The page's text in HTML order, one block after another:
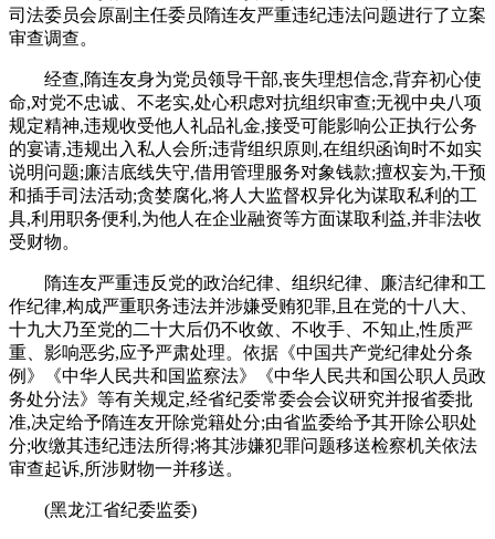
司法委员会原副主任委员隋连友严重违纪违法问题进行了立案
审查调查。
经查,隋连友身为党员领导干部,丧失理想信念,背弃初心使
命,对党不忠诚、不老实,处心积虑对抗组织审查;无视中央八项
规定精神,违规收受他人礼品礼金,接受可能影响公正执行公务
的宴请,违规出入私人会所;违背组织原则,在组织函询时不如实
说明问题;廉洁底线失守,借用管理服务对象钱款;擅权妄为,干预
和插手司法活动;贪婪腐化,将人大监督权异化为谋取私利的工
具,利用职务便利,为他人在企业融资等方面谋取利益,并非法收
受财物。
隋连友严重违反党的政治纪律、组织纪律、廉洁纪律和工
作纪律,构成严重职务违法并涉嫌受贿犯罪,且在党的十八大、
十九大乃至党的二十大后仍不收敛、不收手、不知止,性质严
重、影响恶劣,应予严肃处理。依据《中国共产党纪律处分条
例》《中华人民共和国监察法》《中华人民共和国公职人员政
务处分法》等有关规定,经省纪委常委会会议研究并报省委批
准,决定给予隋连友开除党籍处分;由省监委给予其开除公职处
分;收缴其违纪违法所得;将其涉嫌犯罪问题移送检察机关依法
审查起诉,所涉财物一并移送。
(黑龙江省纪委监委)